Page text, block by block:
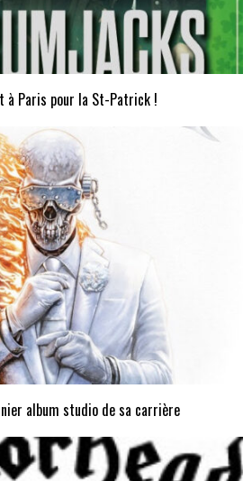
à Paris pour la St-Patrick !
album studio de sa carrière